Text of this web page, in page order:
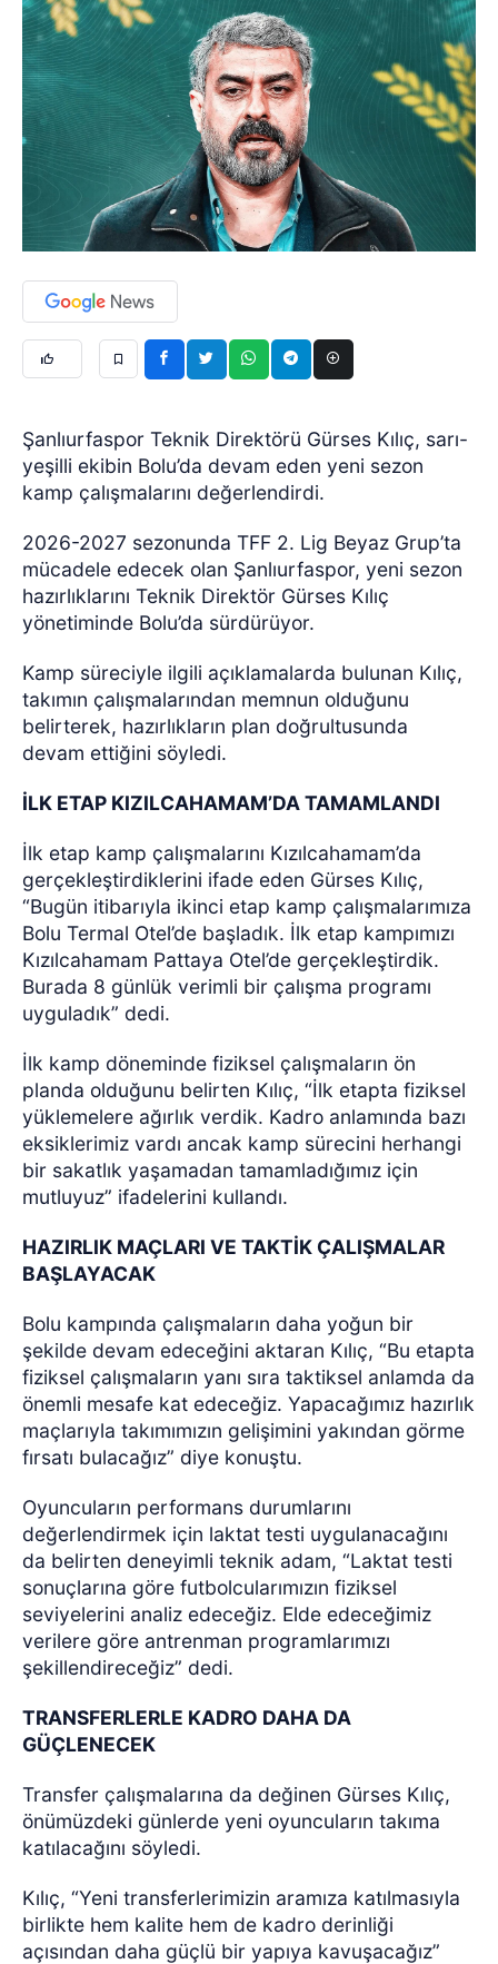
Şanlıurfaspor Teknik Direktörü Gürses Kılıç, sarı-
yeşilli ekibin Bolu’da devam eden yeni sezon
kamp çalışmalarını değerlendirdi.
2026-2027 sezonunda TFF 2. Lig Beyaz Grup’ta
mücadele edecek olan Şanlıurfaspor, yeni sezon
hazırlıklarını Teknik Direktör Gürses Kılıç
yönetiminde Bolu’da sürdürüyor.
Kamp süreciyle ilgili açıklamalarda bulunan Kılıç,
takımın çalışmalarından memnun olduğunu
belirterek, hazırlıkların plan doğrultusunda
devam ettiğini söyledi.
İLK ETAP KIZILCAHAMAM’DA TAMAMLANDI
İlk etap kamp çalışmalarını Kızılcahamam’da
gerçekleştirdiklerini ifade eden Gürses Kılıç,
“Bugün itibarıyla ikinci etap kamp çalışmalarımıza
Bolu Termal Otel’de başladık. İlk etap kampımızı
Kızılcahamam Pattaya Otel’de gerçekleştirdik.
Burada 8 günlük verimli bir çalışma programı
uyguladık” dedi.
İlk kamp döneminde fiziksel çalışmaların ön
planda olduğunu belirten Kılıç, “İlk etapta fiziksel
yüklemelere ağırlık verdik. Kadro anlamında bazı
eksiklerimiz vardı ancak kamp sürecini herhangi
bir sakatlık yaşamadan tamamladığımız için
mutluyuz” ifadelerini kullandı.
HAZIRLIK MAÇLARI VE TAKTİK ÇALIŞMALAR
BAŞLAYACAK
Bolu kampında çalışmaların daha yoğun bir
şekilde devam edeceğini aktaran Kılıç, “Bu etapta
fiziksel çalışmaların yanı sıra taktiksel anlamda da
önemli mesafe kat edeceğiz. Yapacağımız hazırlık
maçlarıyla takımımızın gelişimini yakından görme
fırsatı bulacağız” diye konuştu.
Oyuncuların performans durumlarını
değerlendirmek için laktat testi uygulanacağını
da belirten deneyimli teknik adam, “Laktat testi
sonuçlarına göre futbolcularımızın fiziksel
seviyelerini analiz edeceğiz. Elde edeceğimiz
verilere göre antrenman programlarımızı
şekillendireceğiz” dedi.
TRANSFERLERLE KADRO DAHA DA
GÜÇLENECEK
Transfer çalışmalarına da değinen Gürses Kılıç,
önümüzdeki günlerde yeni oyuncuların takıma
katılacağını söyledi.
Kılıç, “Yeni transferlerimizin aramıza katılmasıyla
birlikte hem kalite hem de kadro derinliği
açısından daha güçlü bir yapıya kavuşacağız”